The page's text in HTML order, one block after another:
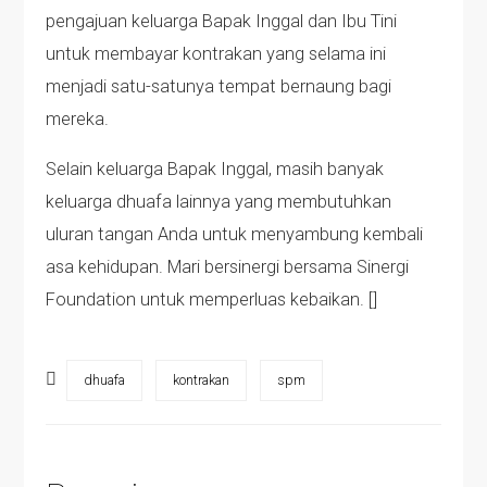
pengajuan keluarga Bapak Inggal dan Ibu Tini
untuk membayar kontrakan yang selama ini
menjadi satu-satunya tempat bernaung bagi
mereka.
Selain keluarga Bapak Inggal, masih banyak
keluarga dhuafa lainnya yang membutuhkan
uluran tangan Anda untuk menyambung kembali
asa kehidupan. Mari bersinergi bersama Sinergi
Foundation untuk memperluas kebaikan. []
dhuafa kontrakan spm